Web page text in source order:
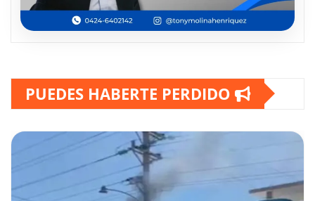
PUEDES HABERTE PERDIDO